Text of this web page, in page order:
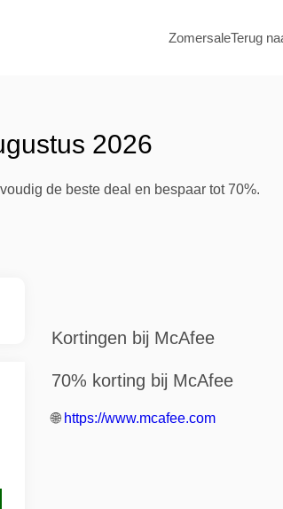
ZomersaleTerug
2026
de beste deal en bespaar tot 70%.
Kortingen bij McAfee
70% korting bij McAfee
🌐 https://www.mcafee.com